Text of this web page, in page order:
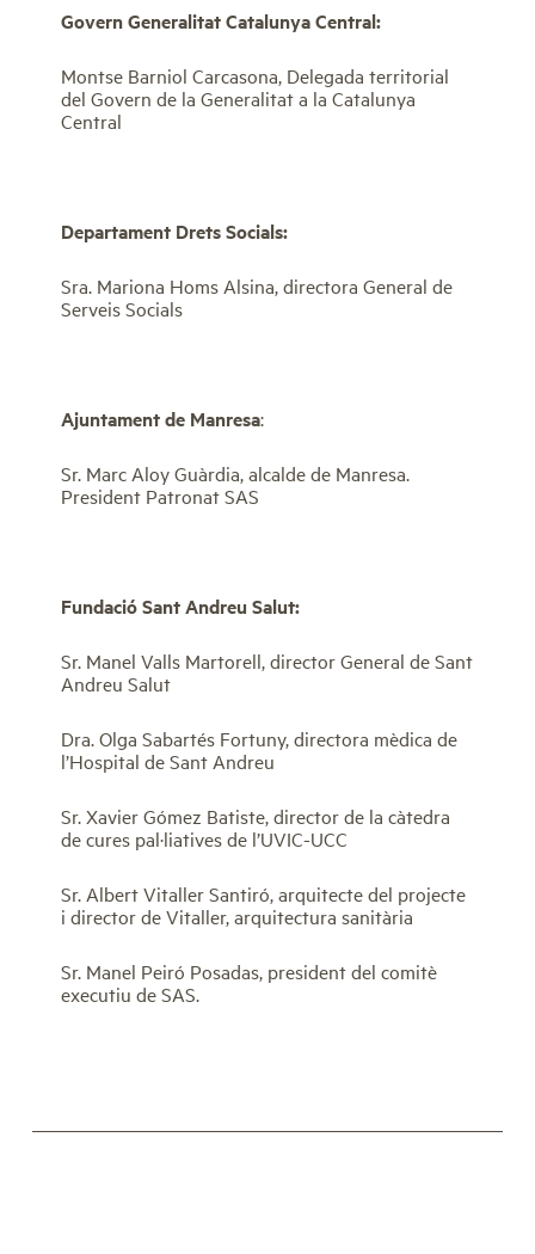
Govern Generalitat Catalunya Central:
Montse Barniol Carcasona, Delegada territorial
del Govern de la Generalitat a la Catalunya
Central
Departament Drets Socials:
Sra. Mariona Homs Alsina, directora General de
Serveis Socials
Ajuntament de Manresa:
Sr. Marc Aloy Guàrdia, alcalde de Manresa.
President Patronat SAS
Fundació Sant Andreu Salut:
Sr. Manel Valls Martorell, director General de Sant
Andreu Salut
Dra. Olga Sabartés Fortuny, directora mèdica de
l’Hospital de Sant Andreu
Sr. Xavier Gómez Batiste, director de la càtedra
de cures pal·liatives de l’UVIC-UCC
Sr. Albert Vitaller Santiró, arquitecte del projecte
i director de Vitaller, arquitectura sanitària
Sr. Manel Peiró Posadas, president del comitè
executiu de SAS.